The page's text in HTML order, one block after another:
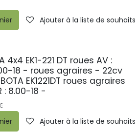
Ajouter à la liste de souhaits
4x4 EK1-221 DT roues AV :
18 - roues agraires - 22cv
EK1221DT roues agraires
: 8.00-18 -
Ajouter à la liste de souhaits